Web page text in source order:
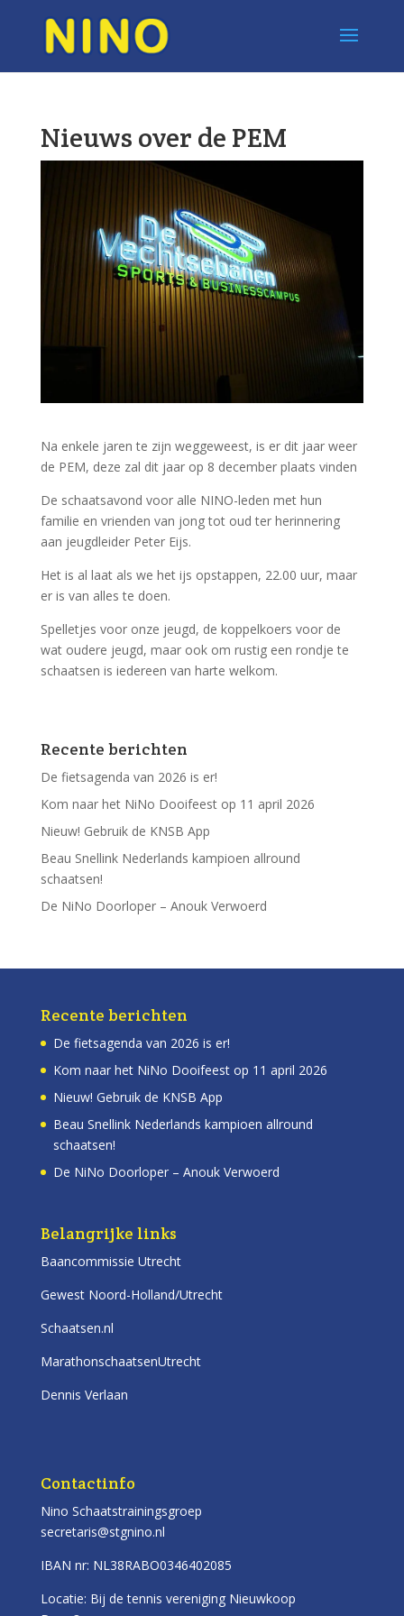
Nieuws over de PEM
Na enkele jaren te zijn weggeweest, is er dit jaar weer
de PEM, deze zal dit jaar op 8 december plaats vinden
De schaatsavond voor alle NINO-leden met hun
familie en vrienden van jong tot oud ter herinnering
aan jeugdleider Peter Eijs.
Het is al laat als we het ijs opstappen, 22.00 uur, maar
er is van alles te doen.
Spelletjes voor onze jeugd, de koppelkoers voor de
wat oudere jeugd, maar ook om rustig een rondje te
schaatsen is iedereen van harte welkom.
Recente berichten
De fietsagenda van 2026 is er!
Kom naar het NiNo Dooifeest op 11 april 2026
Nieuw! Gebruik de KNSB App
Beau Snellink Nederlands kampioen allround
schaatsen!
De NiNo Doorloper – Anouk Verwoerd
Recente berichten
De fietsagenda van 2026 is er!
Kom naar het NiNo Dooifeest op 11 april 2026
Nieuw! Gebruik de KNSB App
Beau Snellink Nederlands kampioen allround
schaatsen!
De NiNo Doorloper – Anouk Verwoerd
Belangrijke links
Baancommissie Utrecht
Gewest Noord-Holland/Utrecht
Schaatsen.nl
MarathonschaatsenUtrecht
Dennis Verlaan
Contactinfo
Nino Schaatstrainingsgroep
secretaris@stgnino.nl
IBAN nr: NL38RABO0346402085
Locatie: Bij de tennis vereniging Nieuwkoop